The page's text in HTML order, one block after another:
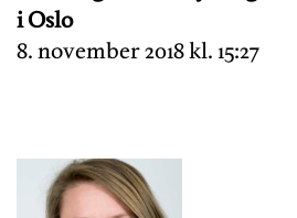
i Oslo
8. november 2018 kl. 15:27